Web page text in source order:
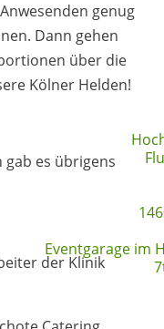
Eventgarage im
genug
Dann gehen
über die
Kölner Helden!
gab es übrigens
der Klinik